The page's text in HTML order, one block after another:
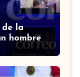
de la
hombre